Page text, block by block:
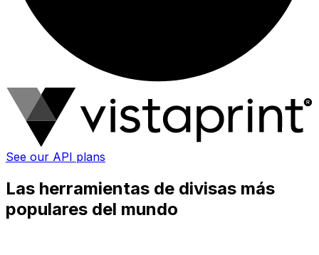
See our API plans
Las herramientas de divisas más
populares del mundo